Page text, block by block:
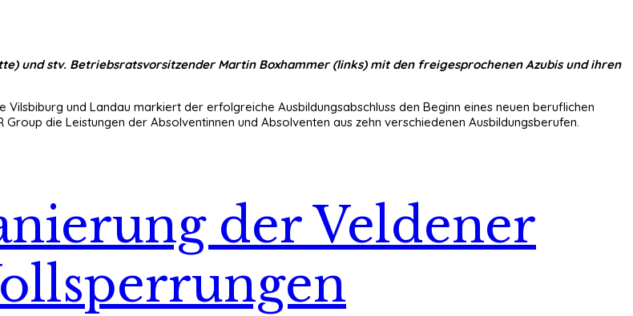
und stv. Betriebsratsvorsitzender Martin Boxhammer (links) mit den freigesprochenen Azubis und ihren
und Landau markiert der erfolgreiche Ausbildungsabschluss den Beginn eines neuen beruflichen
die Leistungen der Absolventinnen und Absolventen aus zehn verschiedenen Ausbildungsberufen.
der Veldener